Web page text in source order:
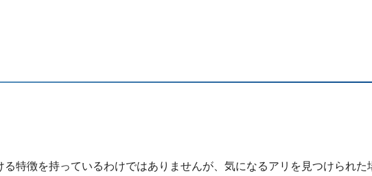
特徴を持っているわけではありませんが、気になるアリを見つけられた